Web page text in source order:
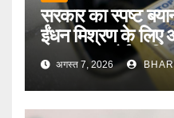
सरकार का स्पष्ट
ईंधन मिश्रण के लिए
आयात पर कोई
अगस्त 7, 2026